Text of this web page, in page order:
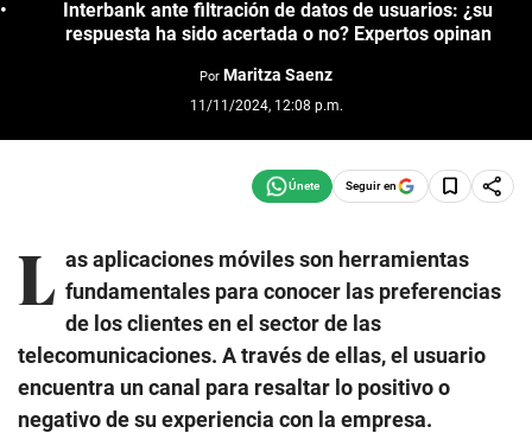
Interbank ante filtración de datos de usuarios: ¿su
respuesta ha sido acertada o no? Expertos opinan
Por Maritza Saenz
11/11/2024, 12:08 p.m.
Seguir en
L as aplicaciones móviles son herramientas
fundamentales para conocer las preferencias
de los clientes en el sector de las
telecomunicaciones. A través de ellas, el usuario
encuentra un canal para resaltar lo positivo o
negativo de su experiencia con la empresa.